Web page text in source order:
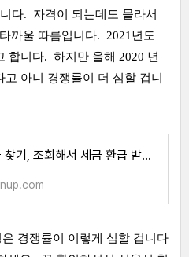
다. 자격이 되는데도 몰라서
까울 따름입니다. 2021년도
합니다. 하지만 올해 2020 년
아니 경쟁률이 더 심할 겁니
국세 환급금 찾기, 조회해서 세금 환급 받으세요.
경쟁률이 이렇게 심할 겁니다